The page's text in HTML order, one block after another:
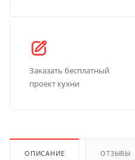
Заказать бесплатный
проект кухни
ОПИСАНИЕ ОТЗЫВЫ